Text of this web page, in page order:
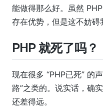
能做得那么好。虽然
存在优势，但是这不妨碍
PHP 就死了吗？
现在很多 “PHP已死” 的
路”之类的。说实话，确
还差得远。